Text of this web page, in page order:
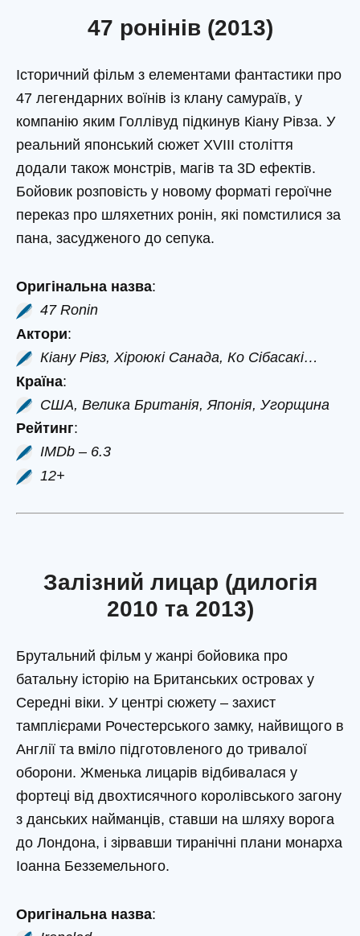
47 ронінів (2013)
Історичний фільм з елементами фантастики про
47 легендарних воїнів із клану самураїв, у
компанію яким Голлівуд підкинув Кіану Рівза. У
реальний японський сюжет XVIII століття
додали також монстрів, магів та 3D ефектів.
Бойовик розповість у новому форматі героїчне
переказ про шляхетних ронін, які помстилися за
пана, засудженого до сепука.
Оригінальна назва:
47 Ronin
Актори:
Кіану Рівз, Хіроюкі Санада, Ко Сібасакі…
Країна:
США, Велика Британія, Японія, Угорщина
Рейтинг:
IMDb – 6.3
12+
Залізний лицар (дилогія
2010 та 2013)
Брутальний фільм у жанрі бойовика про
батальну історію на Британських островах у
Середні віки. У центрі сюжету – захист
тамплієрами Рочестерського замку, найвищого в
Англії та вміло підготовленого до тривалої
оборони. Жменька лицарів відбивалася у
фортеці від двохтисячного королівського загону
з данських найманців, ставши на шляху ворога
до Лондона, і зірвавши тиранічні плани монарха
Іоанна Безземельного.
Оригінальна назва: